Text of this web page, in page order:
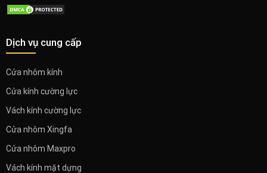
Dịch vụ cung cấp
Cửa nhôm kính
Cửa kính cường lực
Vách kính cường lực
Cửa nhôm Xingfa
Cửa nhôm Maxpro
Vách kính mặt dựng